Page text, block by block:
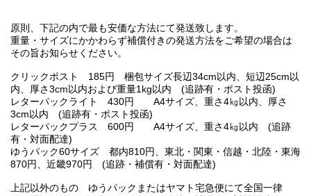
原則、下記の内で最も安価な方法にて発送致します。
重量・サイズにかかわらず補償付きの発送方法をご希望の場合は
その旨お知らせください。
クリックポスト 185円 梱包サイズ長辺34cm以内、短辺25cm以
内、厚さ3cm以内および重量1kg以内 (追跡有・ポスト投函)
レターパックライト 430円 A4サイズ、重さ4㎏以内、厚さ
3cm以内 (追跡有・ポスト投函)
レターパックプラス 600円 A4サイズ、重さ4㎏以内 (追跡
有・対面配達)
ゆうパック60サイズ 都内810円、東北・関東・信越・北陸・東海
870円、近畿970円 (追跡・補償有・対面配達)
上記以外のもの ゆうパックまたはヤマト宅急便にて全国一律